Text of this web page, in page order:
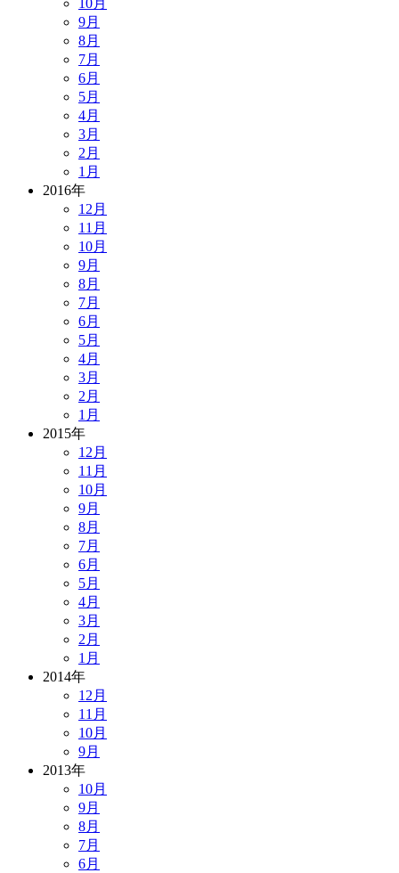
10月
9月
8月
7月
6月
5月
4月
3月
2月
1月
2016年
12月
11月
10月
9月
8月
7月
6月
5月
4月
3月
2月
1月
2015年
12月
11月
10月
9月
8月
7月
6月
5月
4月
3月
2月
1月
2014年
12月
11月
10月
9月
2013年
10月
9月
8月
7月
6月